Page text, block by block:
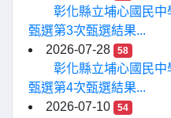
彰化縣立埔心國民
甄選第3次甄選結果...
2026-07-28
58
彰化縣立埔心國民
甄選第4次甄選結果...
2026-07-10
54